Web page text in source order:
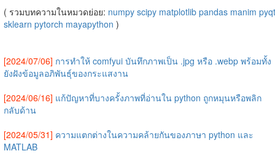
( รวมบทความในหมวดย่อย: numpy scipy matplotlib pandas manim pyqt
sklearn pytorch mayapython )
[2024/07/06] การทำให้ comfyui บันทึกภาพเป็น .jpg หรือ .webp พร้อมทั้ง
ยังฝังข้อมูลอภิพันธุ์ของกระแสงาน
[2024/06/16] แก้ปัญหาที่บางครั้งภาพที่อ่านใน python ถูกหมุนหรือพลิก
กลับด้าน
[2024/05/31] ความแตกต่างในความคล้ายกันของภาษา python และ
MATLAB